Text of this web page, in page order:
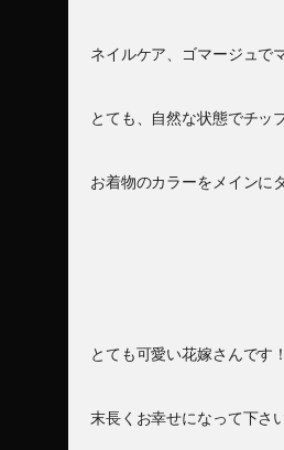
ネイルケア、ゴマージュで
とても、自然な状態でチッ
お着物のカラーをメインに
とても可愛い花嫁さんです！
末長くお幸せになって下さ